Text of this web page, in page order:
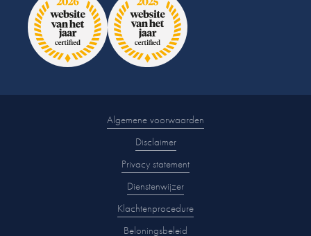
Algemene voorwaarden
Disclaimer
Privacy statement
Dienstenwijzer
Klachtenprocedure
Beloningsbeleid